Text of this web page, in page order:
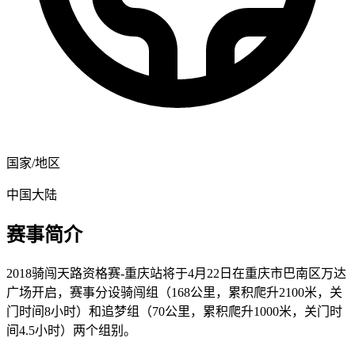
国家/地区
中国大陆
赛事简介
2018骑闯天路资格赛-重庆站将于4月22日在重庆市巴南区万达
广场开启，赛事分设骑闯组（168公里，累积爬升2100米，关
门时间8小时）和追梦组（70公里，累积爬升1000米，关门时
间4.5小时）两个组别。